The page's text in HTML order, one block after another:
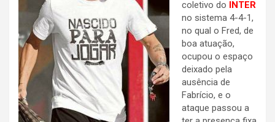
coletivo do INTER
no sistema 4-4-1,
no qual o Fred, de
boa atuação,
ocupou o espaço
deixado pela
ausência de
Fabrício, e o
ataque passou a